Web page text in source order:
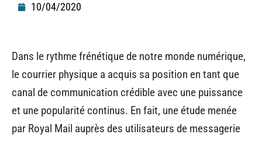
10/04/2020
Dans le rythme frénétique de notre monde numérique,
le courrier physique a acquis sa position en tant que
canal de communication crédible avec une puissance
et une popularité continus. En fait, une étude menée
par Royal Mail auprès des utilisateurs de messagerie